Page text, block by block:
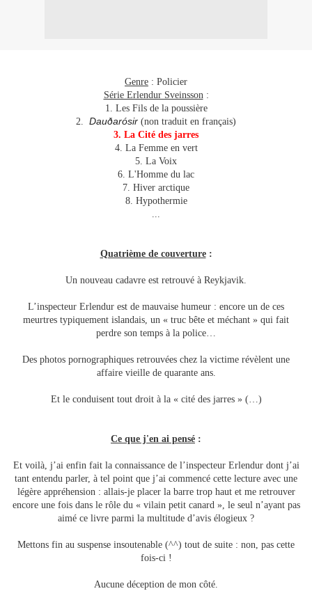
Genre : Policier
Série Erlendur Sveinsson:
1. Les Fils de la poussière
2. Dauðarósir (non traduit en français)
3. La Cité des jarres
4. La Femme en vert
5. La Voix
6. L'Homme du lac
7. Hiver arctique
8. Hypothermie
...
Quatrième de couverture:
Un nouveau cadavre est retrouvé à Reykjavik.
L’inspecteur Erlendur est de mauvaise humeur : encore un de ces
meurtres typiquement islandais, un « truc bête et méchant » qui fait
perdre son temps à la police…
Des photos pornographiques retrouvées chez la victime révèlent une
affaire vieille de quarante ans.
Et le conduisent tout droit à la « cité des jarres » (…)
Ce que j'en ai pensé :
Et voilà, j’ai enfin fait la connaissance de l’inspecteur Erlendur dont j’ai
tant entendu parler, à tel point que j’ai commencé cette lecture avec une
légère appréhension : allais-je placer la barre trop haut et me retrouver
encore une fois dans le rôle du « vilain petit canard », le seul n’ayant pas
aimé ce livre parmi la multitude d’avis élogieux ?
Mettons fin au suspense insoutenable (^^) tout de suite : non, pas cette
fois-ci !
Aucune déception de mon côté.